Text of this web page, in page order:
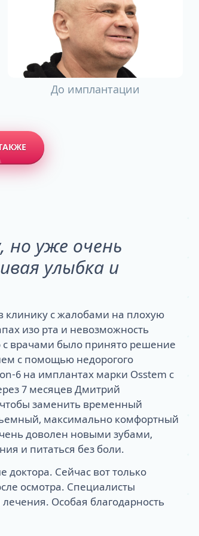
До имплантации
но уже очень
улыбка и
клинику с жалобами на плохую
изо рта и невозможность
врачами было принято решение
с помощью недорогого
6 на имплантах марки Osstem с
7 месяцев Дмитрий
заменить временный
максимально комфортный
доволен новыми зубами,
и питаться без боли.
Сейчас вот только
осмотра. Специалисты
Особая благодарность